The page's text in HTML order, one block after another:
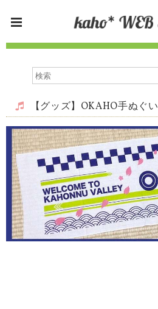
【グッズ】OKAHO手ぬぐい